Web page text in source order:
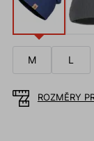
M L
ROZMĚRY